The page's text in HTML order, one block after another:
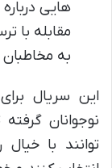
هایی
مقابله با
به
این سریال
نوجوانان
توانند با